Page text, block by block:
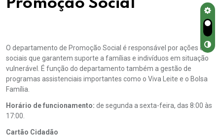
Promoção Social
O departamento de Promoção Social é responsável por ações de
sociais que garantem suporte a famílias e indivíduos em situação
vulnerável. É função do departamento também a gestão de
programas assistenciais importantes como o Viva Leite e o Bolsa
Família.
Horário de funcionamento: de segunda a sexta-feira, das 8:00 às
17:00.
Cartão Cidadão